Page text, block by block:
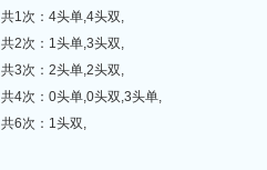
共1次：4头单,4头双,
共2次：1头单,3头双,
共3次：2头单,2头双,
共4次：0头单,0头双,3头单,
共6次：1头双,